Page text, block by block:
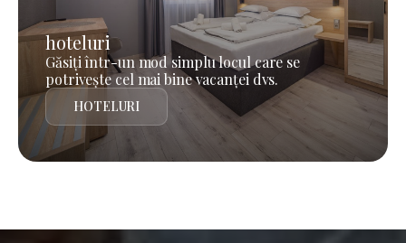
hoteluri
Găsiți într-un mod simplu locul care se
potrivește cel mai bine vacanței dvs.
HOTELURI